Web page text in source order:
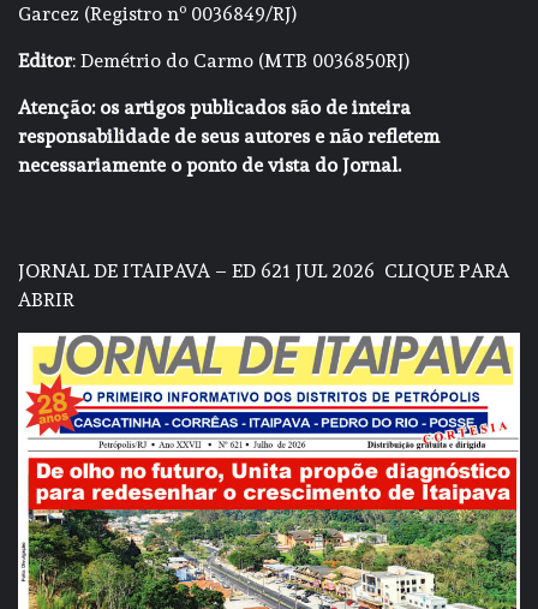
Garcez (Registro nº 0036849/RJ)
Editor: Demétrio do Carmo (MTB 0036850RJ)
Atenção: os artigos publicados são de inteira
responsabilidade de seus autores e não refletem
necessariamente o ponto de vista do Jornal.
JORNAL DE ITAIPAVA – ED 621 JUL 2026 CLIQUE PARA
ABRIR